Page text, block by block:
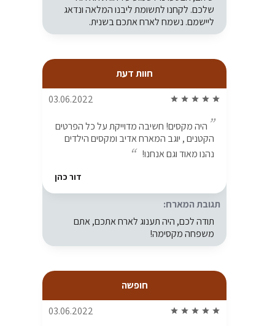
שלכם. לקחנו לתשומת ליבנו המלאה ונדאג
ליישמם. נשמח לארח אתכם בשנית.
חוות דעת
star
star
star
star
star
03.06.2022
היה מקסים! חשיבה מדוייקת על כל הפרטים
הקטנים , יוגב המארח אדיב ומקסים הילדים
נהנו מאוד וגם אנחנו!
דור כהן
תגובת המארח:
תודה לכם, היה תענוג לארח אתכם, אתם
משפחה מקסימה!
חופשה
star
star
star
star
star
03.06.2022